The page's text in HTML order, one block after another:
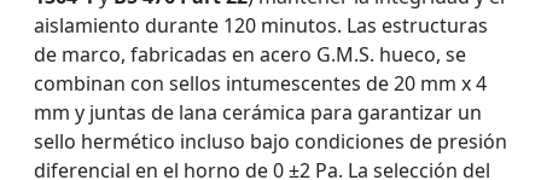
aislamiento durante 120 minutos. Las estructuras
de marco, fabricadas en acero G.M.S. hueco, se
combinan con sellos intumescentes de 20 mm x 4
mm y juntas de lana cerámica para garantizar un
sello hermético incluso bajo condiciones de presión
diferencial en el horno de 0 ±2 Pa. La selección del